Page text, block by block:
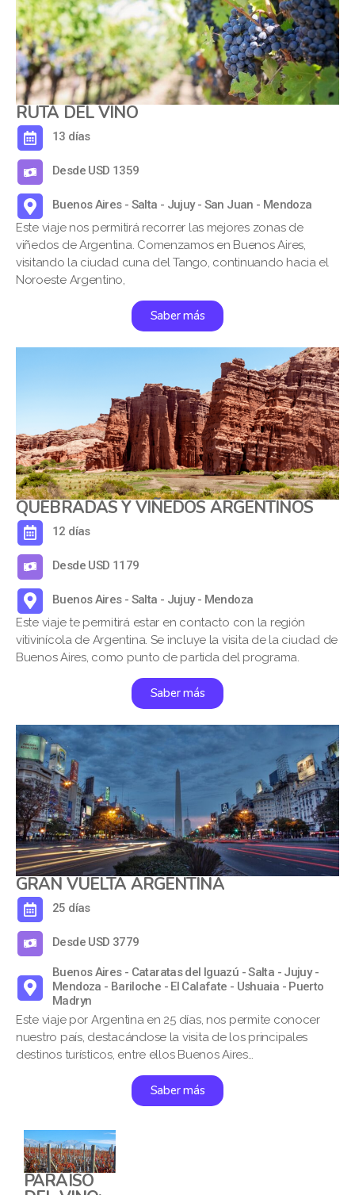
RUTA DEL VINO
13 días
Desde USD 1359
Buenos Aires - Salta - Jujuy - San Juan - Mendoza
Este viaje nos permitirá recorrer las mejores zonas de
viñedos de Argentina. Comenzamos en Buenos Aires,
visitando la ciudad cuna del Tango, continuando hacia el
Noroeste Argentino,
Saber más
QUEBRADAS Y VIÑEDOS ARGENTINOS
12 días
Desde USD 1179
Buenos Aires - Salta - Jujuy - Mendoza
Este viaje te permitirá estar en contacto con la región
vitivinícola de Argentina. Se incluye la visita de la ciudad de
Buenos Aires, como punto de partida del programa.
Saber más
GRAN VUELTA ARGENTINA
25 días
Desde USD 3779
Buenos Aires - Cataratas del Iguazú - Salta - Jujuy -
Mendoza - Bariloche - El Calafate - Ushuaia - Puerto
Madryn
Este viaje por Argentina en 25 días, nos permite conocer
nuestro país, destacándose la visita de los principales
destinos turísticos, entre ellos Buenos Aires…
Saber más
PARAISO